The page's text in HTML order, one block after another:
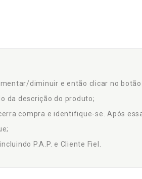
diminuir e então clicar no
da descrição do produto;
compra e identifique-se. Após
P.A.P. e Cliente Fiel.